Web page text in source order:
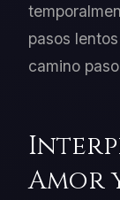
pasos
camino
Amor